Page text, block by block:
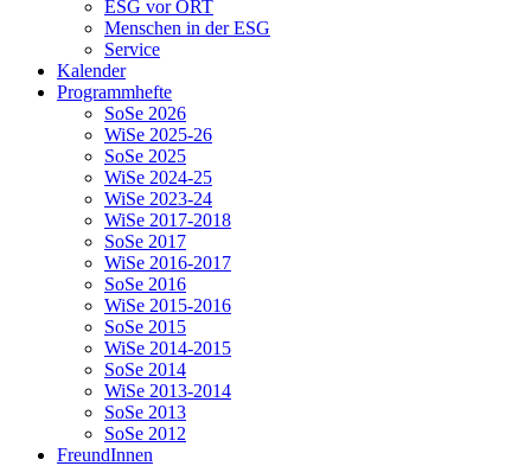
ESG vor ORT
Menschen in der ESG
Service
Kalender
Programmhefte
SoSe 2026
WiSe 2025-26
SoSe 2025
WiSe 2024-25
WiSe 2023-24
WiSe 2017-2018
SoSe 2017
WiSe 2016-2017
SoSe 2016
WiSe 2015-2016
SoSe 2015
WiSe 2014-2015
SoSe 2014
WiSe 2013-2014
SoSe 2013
SoSe 2012
FreundInnen